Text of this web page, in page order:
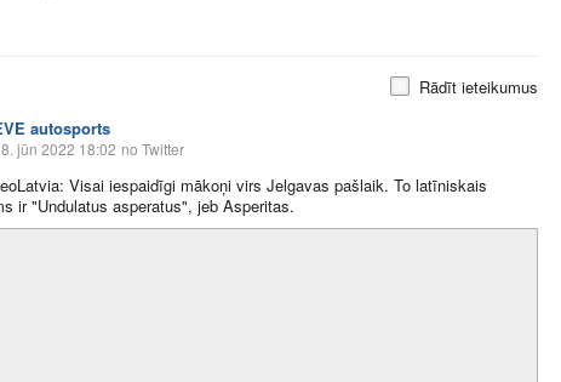
Rādīt ieteikumus
autosports
jūn 2022 18:02 no Twitter
Visai iespaidīgi mākoņi virs Jelgavas pašlaik. To latīniskais
ir "Undulatus asperatus", jeb Asperitas.